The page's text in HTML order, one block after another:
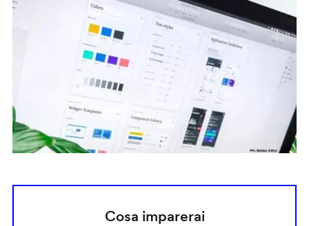
Cosa imparerai